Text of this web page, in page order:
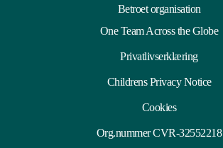
Betroet organisation
One Team Across the Globe
Privatlivserklæring
Childrens Privacy Notice
Cookies
Org.nummer CVR-32552218